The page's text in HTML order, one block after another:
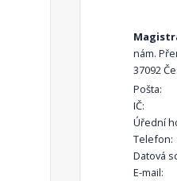
nám.
37092
Pošta:
IČ:
Úřední
Telefon:
Datová
E-mail: